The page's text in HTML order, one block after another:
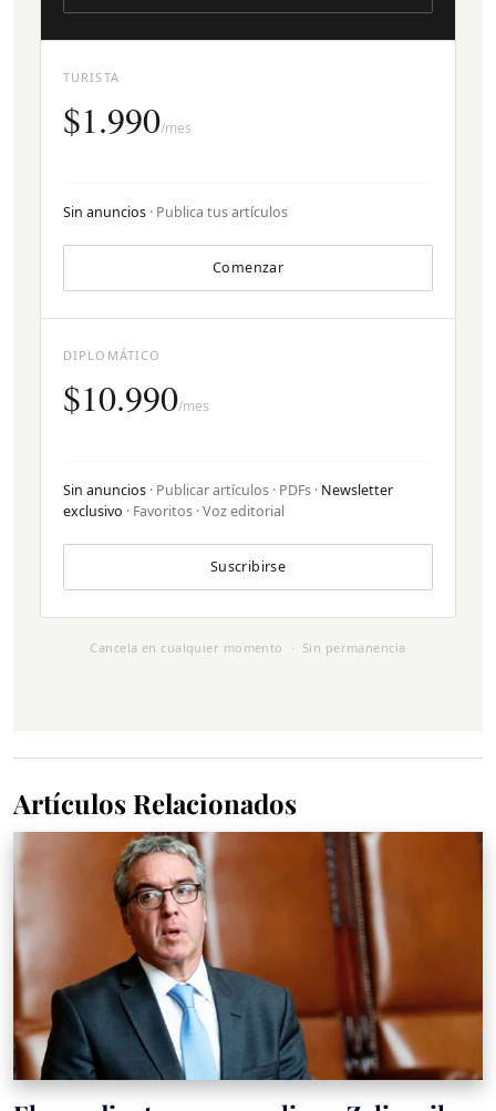
TURISTA
$1.990/mes
Sin anuncios · Publica tus artículos
Comenzar
DIPLOMÁTICO
$10.990/mes
Sin anuncios · Publicar artículos · PDFs · Newsletter
exclusivo · Favoritos · Voz editorial
Suscribirse
Cancela en cualquier momento · Sin permanencia
Artículos Relacionados